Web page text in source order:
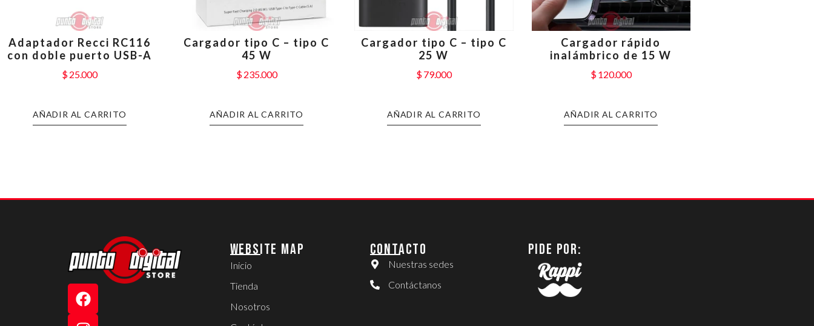
Adaptador Recci RC116
con doble puerto USB-A
$25.000
AÑADIR AL CARRITO
Cargador tipo C – tipo C
45 W
$235.000
AÑADIR AL CARRITO
Cargador tipo C – tipo C
25 W
$79.000
AÑADIR AL CARRITO
Cargador rápido
inalámbrico de 15 W
$120.000
AÑADIR AL CARRITO
WEBSITE MAP
Inicio
Tienda
Nosotros
CONTACTO
Nuestras sedes
Contáctanos
PIDE POR: